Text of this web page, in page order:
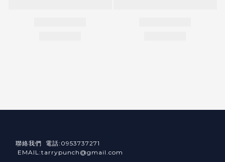
聯絡我們 電話:0953737271
EMAIL:tarrypunch@gmail.com